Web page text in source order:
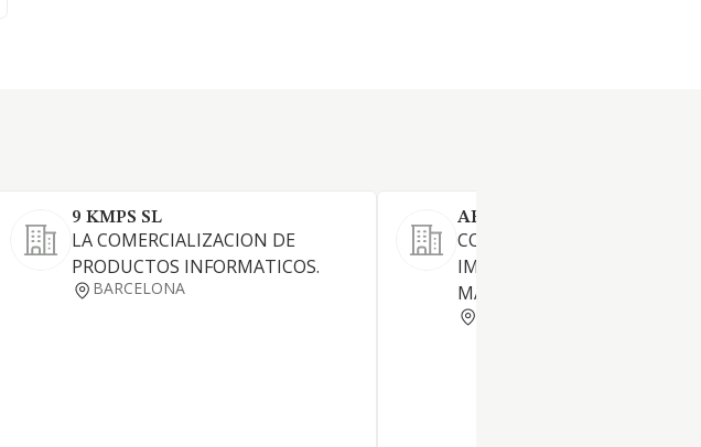
9 KMPS SL
LA COMERCIALIZACION DE
PRODUCTOS INFORMATICOS.
BARCELONA
ARISTA SISTEMAS
COMERCIO DE EQUIPOS DE
IMPRESION GRAN FORMATO
MATRIALES.